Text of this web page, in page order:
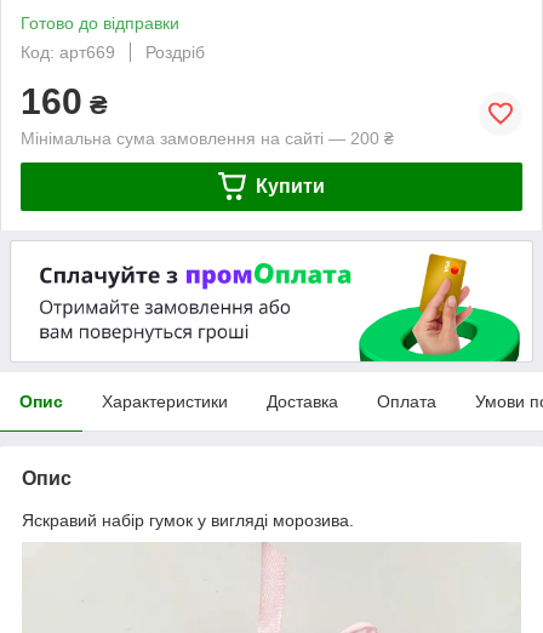
Готово до відправки
Код: арт669
Роздріб
160 ₴
Мінімальна сума замовлення на сайті — 200 ₴
Купити
Опис Характеристики Доставка Оплата Умови
Опис
Яскравий набір гумок у вигляді морозива.